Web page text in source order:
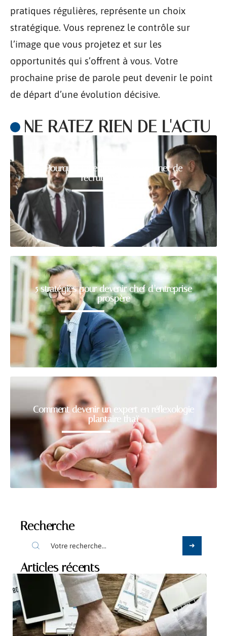
pratiques régulières, représente un choix
stratégique. Vous reprenez le contrôle sur
l’image que vous projetez et sur les
opportunités qui s’offrent à vous. Votre
prochaine prise de parole peut devenir le point
de départ d’une évolution décisive.
NE RATEZ RIEN DE L'ACTU
Pourquoi faire appel à un cabinet de
recrutement RH ?
5 stratégies pour devenir chef d’entreprise
prospère
Comment devenir un expert en réflexologie
plantaire thaï
Recherche
Articles récents